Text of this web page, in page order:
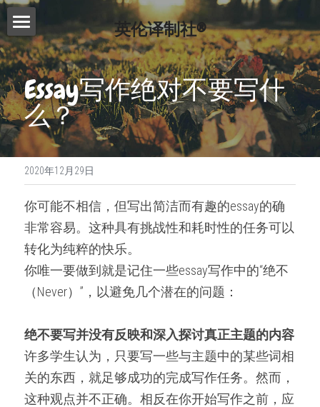
英伦译制社®
首页
服务介绍
Essay代写
Dissertation代写
Proofreading
论文修改服务
演讲文稿代写
留学申请资料
代码&分析工具
出版与商业写作
费用查询
写作指南
写作技巧
免费模板
常见问题
精英招募
联系我们
微信客服：ESSAYEXPERT-
SERVICE
Essay写作绝对不要写什
么？
2020年12月29日
你可能不相信，但写出简洁而有趣的essay的确
非常容易。这种具有挑战性和耗时性的任务可以
转化为纯粹的快乐。
你唯一要做到就是记住一些essay写作中的“绝不
（Never）”，以避免几个潜在的问题：
绝不要写并没有反映和深入探讨真正主题的内容
许多学生认为，只要写一些与主题中的某些词相
关的东西，就足够成功的完成写作任务。然而，
这种观点并不正确。相反在你开始写作之前，应